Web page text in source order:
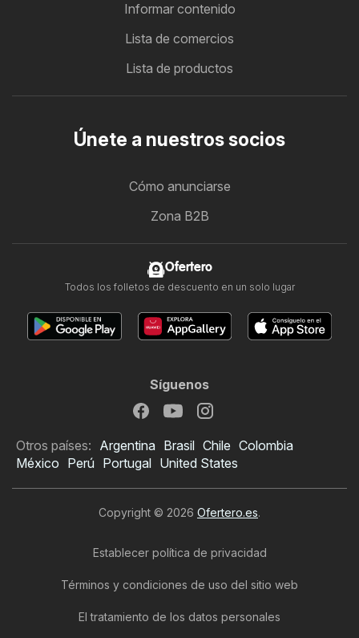
Folleto de Primark
Informar contenido
Lista de comercios
Lista de productos
Únete a nuestros socios
Cómo anunciarse
Zona B2B
Ofertero
Todos los folletos de descuento en un solo lugar
Síguenos
Otros países: Argentina Brasil Chile Colombia
México Perú Portugal United States
Copyright © 2026 Ofertero.es.
Establecer política de privacidad
Términos y condiciones de uso del sitio web
El tratamiento de los datos personales